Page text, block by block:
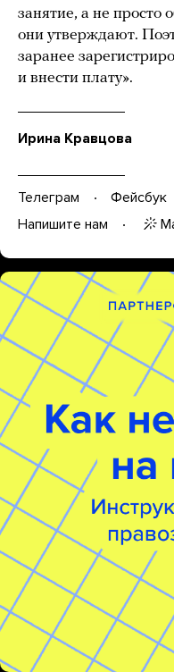
занятие, а не
они утверждают.
заранее
и внести плату».
Ирина Кравцова
Телеграм Фейсбук
Напишите нам